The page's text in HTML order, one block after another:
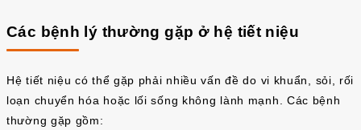
Các bệnh lý thường gặp ở hệ tiết niệu
Hệ tiết niệu có thể gặp phải nhiều vấn đề do vi khuẩn, sỏi, rối
loạn chuyển hóa hoặc lối sống không lành mạnh. Các bệnh
thường gặp gồm: